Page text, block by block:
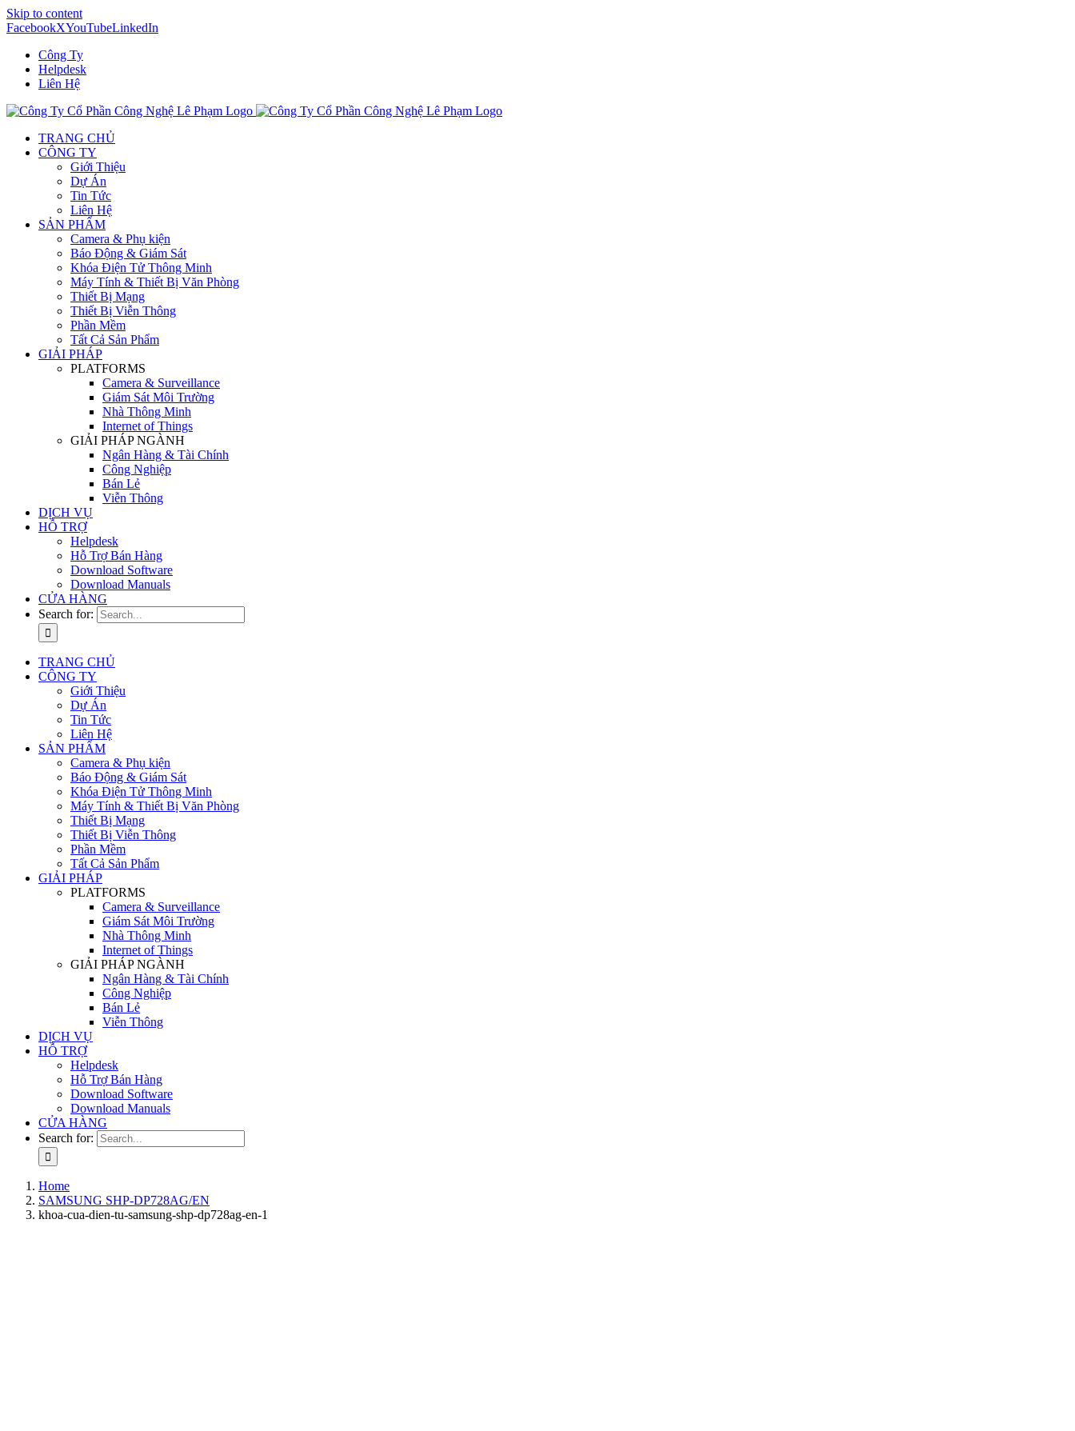
Skip to content
FacebookXYouTubeLinkedIn
Công Ty
Helpdesk
Liên Hệ
TRANG CHỦ
CÔNG TY
Giới Thiệu
Dự Án
Tin Tức
Liên Hệ
SẢN PHẨM
Camera & Phụ kiện
Báo Động & Giám Sát
Khóa Điện Tử Thông Minh
Máy Tính & Thiết Bị Văn Phòng
Thiết Bị Mạng
Thiết Bị Viễn Thông
Phần Mềm
Tất Cả Sản Phẩm
GIẢI PHÁP
PLATFORMS
Camera & Surveillance
Giám Sát Môi Trường
Nhà Thông Minh
Internet of Things
GIẢI PHÁP NGÀNH
Ngân Hàng & Tài Chính
Công Nghiệp
Bán Lẻ
Viễn Thông
DỊCH VỤ
HỖ TRỢ
Helpdesk
Hỗ Trợ Bán Hàng
Download Software
Download Manuals
CỬA HÀNG
Search for:
TRANG CHỦ
CÔNG TY
Giới Thiệu
Dự Án
Tin Tức
Liên Hệ
SẢN PHẨM
Camera & Phụ kiện
Báo Động & Giám Sát
Khóa Điện Tử Thông Minh
Máy Tính & Thiết Bị Văn Phòng
Thiết Bị Mạng
Thiết Bị Viễn Thông
Phần Mềm
Tất Cả Sản Phẩm
GIẢI PHÁP
PLATFORMS
Camera & Surveillance
Giám Sát Môi Trường
Nhà Thông Minh
Internet of Things
GIẢI PHÁP NGÀNH
Ngân Hàng & Tài Chính
Công Nghiệp
Bán Lẻ
Viễn Thông
DỊCH VỤ
HỖ TRỢ
Helpdesk
Hỗ Trợ Bán Hàng
Download Software
Download Manuals
CỬA HÀNG
Search for:
Home
SAMSUNG SHP-DP728AG/EN
khoa-cua-dien-tu-samsung-shp-dp728ag-en-1